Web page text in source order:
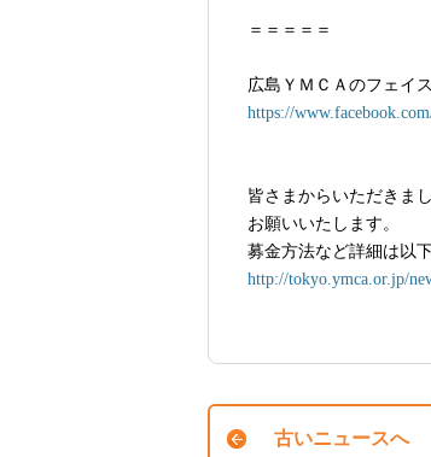
＝＝＝＝＝
広島ＹＭＣＡのフェイ
https://
皆さまからいただきま
お願いいたします。
募金方法など詳細は以
http://tokyo.ymca.or.jp/
古いニュースへ